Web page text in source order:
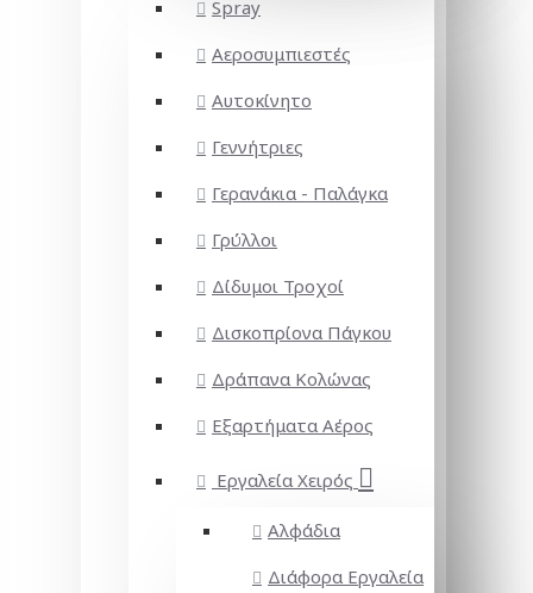
Spray
Αεροσυμπιεστές
Αυτοκίνητο
Γεννήτριες
Γερανάκια - Παλάγκα
Γρύλλοι
Δίδυμοι Τροχοί
Δισκοπρίονα Πάγκου
Δράπανα Κολώνας
Εξαρτήματα Αέρος
Εργαλεία Χειρός
Αλφάδια
Διάφορα Εργαλεία